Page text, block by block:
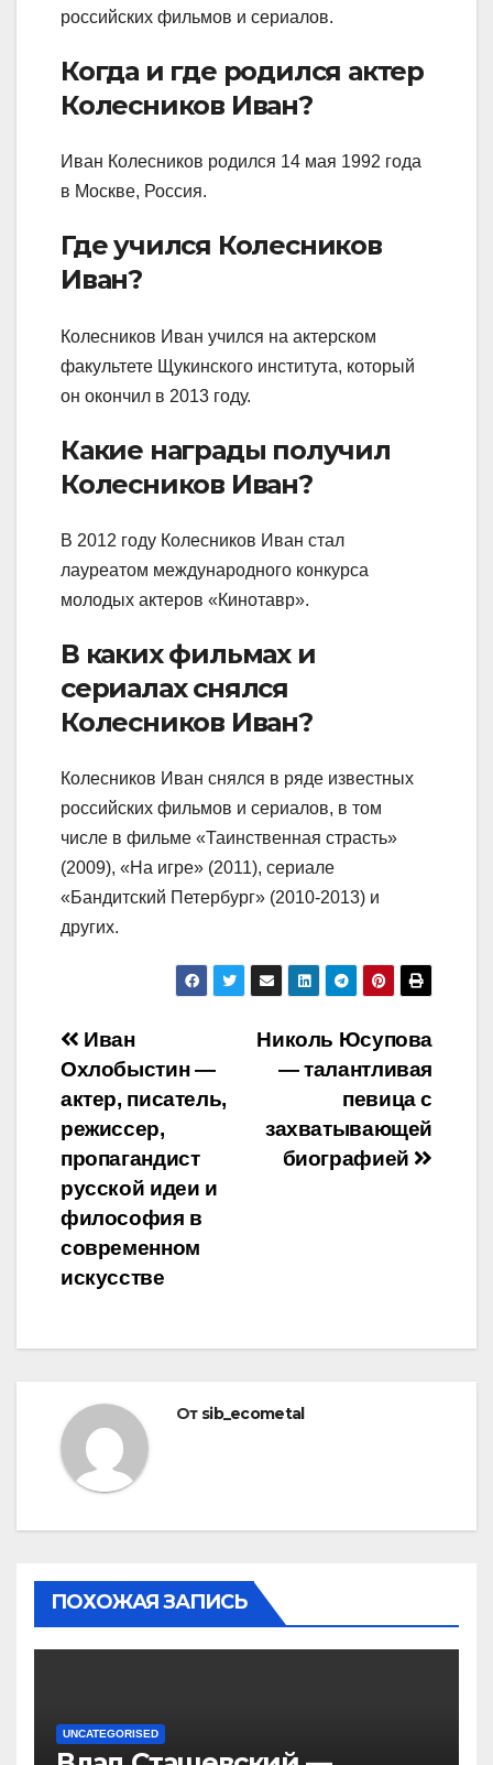
российских фильмов и сериалов.
Когда и где родился актер
Колесников Иван?
Иван Колесников родился 14 мая 1992 года
в Москве, Россия.
Где учился Колесников
Иван?
Колесников Иван учился на актерском
факультете Щукинского института, который
он окончил в 2013 году.
Какие награды получил
Колесников Иван?
В 2012 году Колесников Иван стал
лауреатом международного конкурса
молодых актеров «Кинотавр».
В каких фильмах и
сериалах снялся
Колесников Иван?
Колесников Иван снялся в ряде известных
российских фильмов и сериалов, в том
числе в фильме «Таинственная страсть»
(2009), «На игре» (2011), сериале
«Бандитский Петербург» (2010-2013) и
других.
Навигация
по
записям
Николь Юсупова
— талантливая
певица с
захватывающей
биографией
Иван
Охлобыстин —
актер, писатель,
режиссер,
пропагандист
русской идеи и
философия в
современном
искусстве
От sib_ecometal
ПОХОЖАЯ ЗАПИСЬ
UNCATEGORISED